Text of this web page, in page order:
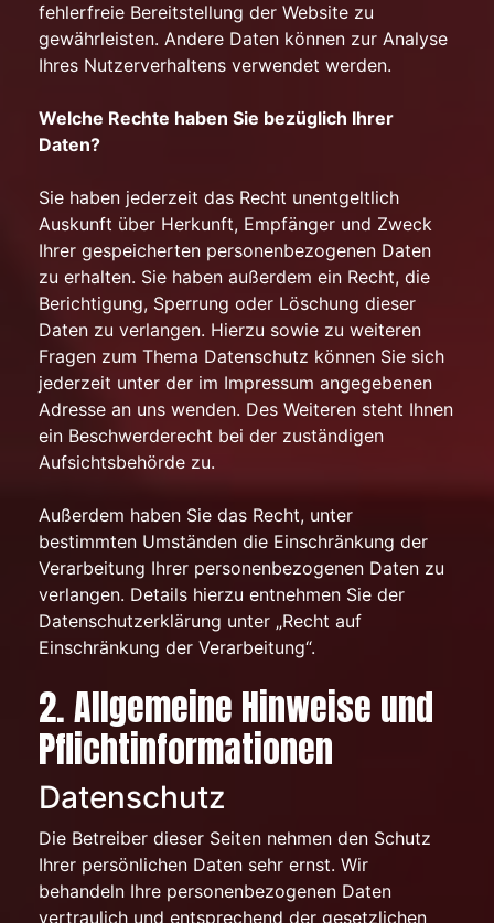
fehlerfreie Bereitstellung der Website zu
gewährleisten. Andere Daten können zur Analyse
Ihres Nutzerverhaltens verwendet werden.
Welche Rechte haben Sie bezüglich Ihrer
Daten?
Sie haben jederzeit das Recht unentgeltlich
Auskunft über Herkunft, Empfänger und Zweck
Ihrer gespeicherten personenbezogenen Daten
zu erhalten. Sie haben außerdem ein Recht, die
Berichtigung, Sperrung oder Löschung dieser
Daten zu verlangen. Hierzu sowie zu weiteren
Fragen zum Thema Datenschutz können Sie sich
jederzeit unter der im Impressum angegebenen
Adresse an uns wenden. Des Weiteren steht Ihnen
ein Beschwerderecht bei der zuständigen
Aufsichtsbehörde zu.
Außerdem haben Sie das Recht, unter
bestimmten Umständen die Einschränkung der
Verarbeitung Ihrer personenbezogenen Daten zu
verlangen. Details hierzu entnehmen Sie der
Datenschutzerklärung unter „Recht auf
Einschränkung der Verarbeitung“.
2. Allgemeine Hinweise und
Pflichtinformationen
Datenschutz
Die Betreiber dieser Seiten nehmen den Schutz
Ihrer persönlichen Daten sehr ernst. Wir
behandeln Ihre personenbezogenen Daten
vertraulich und entsprechend der gesetzlichen